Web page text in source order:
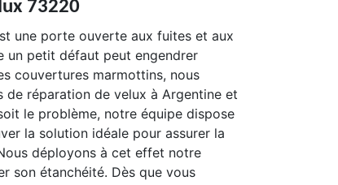
73220
une porte ouverte aux fuites et aux
un petit défaut peut engendrer
couvertures marmottins, nous
de réparation de velux à Argentine et
le problème, notre équipe dispose
la solution idéale pour assurer la
déployons à cet effet notre
son étanchéité. Dès que vous